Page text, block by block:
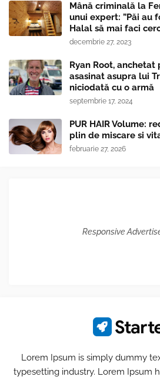
Mână criminală la
unui expert: ”Păi au
Halal să mai faci
decembrie 27, 2023
Ryan Root,
asasinat asupra lui
niciodată cu o armă
septembrie 17, 2024
PUR HAIR Volume:
plin de miscare si
februarie 27, 2026
Responsive
Lorem Ipsum is simply dummy
typesetting industry. Lorem Ipsum